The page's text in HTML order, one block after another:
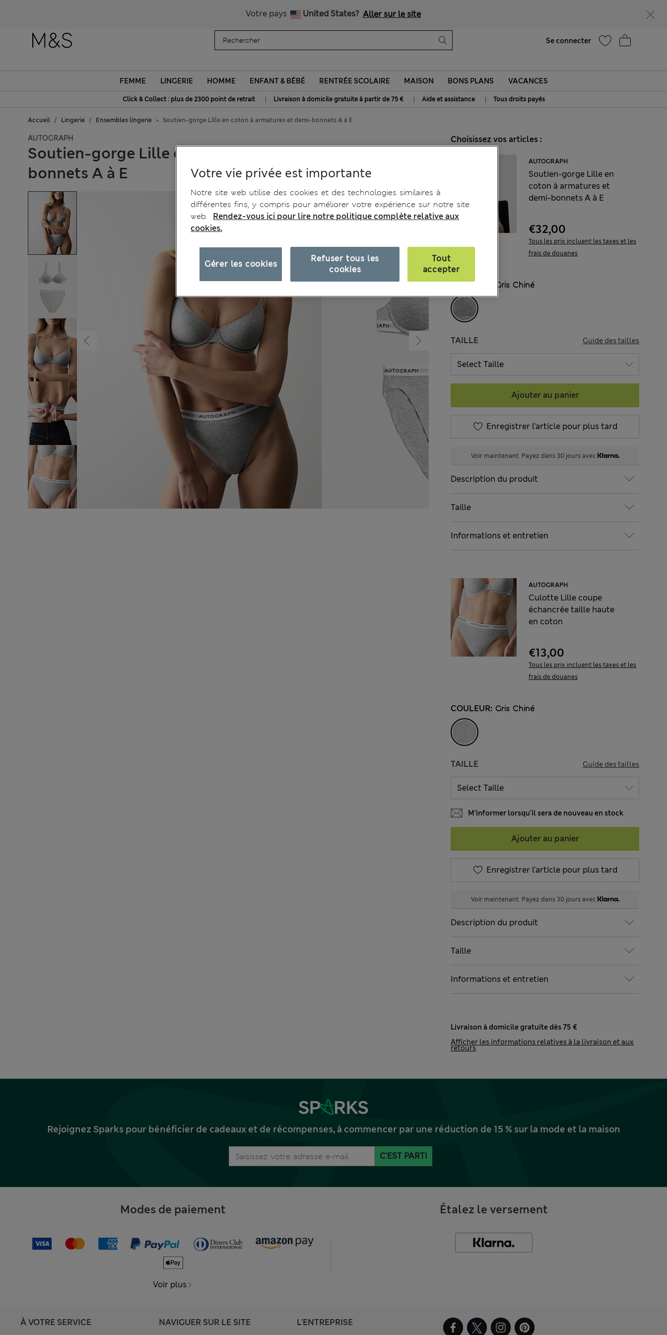
Votre pays United States? Aller sur le site
Se connecter
FEMME LINGERIE HOMME ENFANT & BÉBÉ RENTRÉE SCOLAIRE MAISON BONS PLANS VACANCES
Click & Collect : plus de 2300 point de retrait | Livraison à domicile gratuite à partir de 75 € | Aide et assistance | Tous droits payés
Accueil Lingerie Ensembles lingerie Soutien-gorge Lille en coton à armatures et demi-bonnets A à E
AUTOGRAPH
Soutien-gorge Lille en coton à armatures et demi-
bonnets A à E
Choisissez vos articles :
AUTOGRAPH
Soutien-gorge Lille en
coton à armatures et
demi-bonnets A à E
€32,00
Tous les prix incluent les taxes et les
frais de douanes
COULEUR: Gris Chiné
TAILLE Guide des tailles
Ajouter au panier
Enregistrer l’article pour plus tard
Voir maintenant. Payez dans 30 jours avec
Description du produit
Taille
Informations et entretien
AUTOGRAPH
Culotte Lille coupe
échancrée taille haute
en coton
€13,00
Tous les prix incluent les taxes et les
frais de douanes
COULEUR: Gris Chiné
TAILLE Guide des tailles
M’informer lorsqu’il sera de nouveau en stock
Ajouter au panier
Enregistrer l’article pour plus tard
Voir maintenant. Payez dans 30 jours avec
Description du produit
Taille
Informations et entretien
Livraison à domicile gratuite dès 75 €
Afficher les informations relatives à la livraison et aux
retours
Rejoignez Sparks pour bénéficier de cadeaux et de récompenses, à commencer par une réduction de 15 % sur la mode et la maison
C'EST PARTI
Modes de paiement
Voir plus
Étalez le versement
À VOTRE SERVICE NAVIGUER SUR LE SITE L'ENTREPRISE
Votre vie privée est importante
Notre site web utilise des cookies et des technologies similaires à
différentes fins, y compris pour améliorer votre expérience sur notre site
web.
Rendez-vous ici pour lire notre politique complète relative aux
cookies.
Refuser tous les
cookies
Tout
accepter
Gérer les cookies